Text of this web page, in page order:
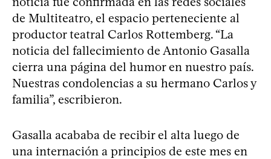
de Multiteatro, el espacio perteneciente al
productor teatral Carlos Rottemberg. “La
noticia del fallecimiento de Antonio Gasalla
cierra una página del humor en nuestro país.
Nuestras condolencias a su hermano Carlos y
familia”, escribieron.
Gasalla acababa de recibir el alta luego de
una internación a principios de este mes en